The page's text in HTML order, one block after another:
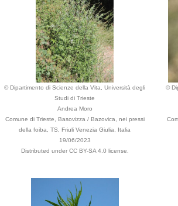
© Dipartimento di Scienze della Vita, Università degli
Studi di Trieste
Andrea Moro
Comune di Trieste, Basovizza / Bazovica, nei pressi
della foiba, TS, Friuli Venezia Giulia, Italia
19/06/2023
Distributed under CC BY-SA 4.0 license.
©